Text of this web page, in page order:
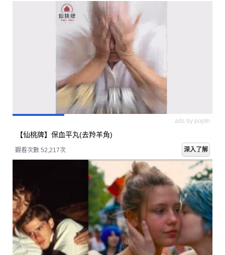
ads by popIn
【仙桃牌】保血平丸(去羚羊角)
觀看次數 52,217次 深入了解